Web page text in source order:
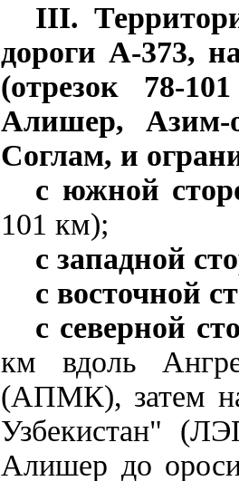
III.
дороги А-373,
(отрезок 78-
Алишер, Азим-
Соглам, и
с южной
101 км);
с западной
с восточной
с северной
км вдоль
(АПМК), затем
Узбекистан"
Алишер до